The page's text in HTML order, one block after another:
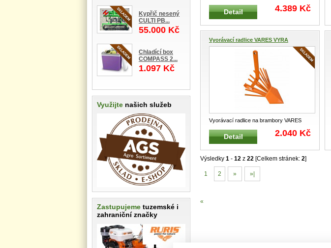
Kypřič nesený
CULTI PB...
55.000 Kč
Chladící box
COMPASS 2...
1.097 Kč
Využijte našich služeb
Zastupujeme tuzemské i
zahraniční značky
tažený vozík za zahradní traktory,
Detail 4.389 Kč
Vyorávací radlice VARES VYRA
Vyorávací radlice na brambory VARES
VYRA Vyorávací radlice pro bidele
Detail 2.040 Kč
Výsledky 1 - 12 z 22 [Celkem stránek: 2]
1 2 » »|
«